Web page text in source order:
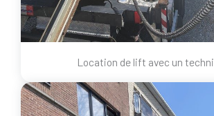
Location de lift avec un